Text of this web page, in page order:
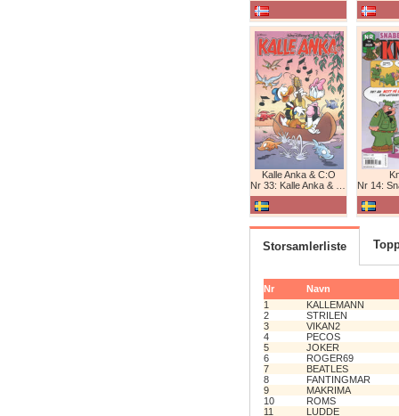
Kalle Anka & C:O
Nr 33: Kalle Anka & C:O
Nr 14:
Storsamlerliste
Nr
Navn
1
KALLEMANN
2
STRILEN
3
VIKAN2
4
PECOS
5
JOKER
6
ROGER69
7
BEATLES
8
FANTINGMAR
9
MAKRIMA
10
ROMS
11
LUDDE